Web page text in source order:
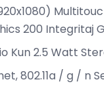
200 Integritaj
Kun 2.5 Watt
802.11a / g / n